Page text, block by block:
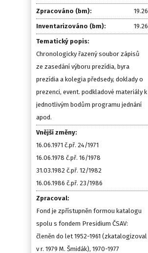
Zpracováno (bm): 19.26
Inventarizováno (bm): 19.26
Tematický popis:
Chronologicky řazený soubor zápisů
ze zasedání výboru prezídia, byra
prezídia a kolegia předsedy, doklady o
prezenci, event. podkladové materiály k
jednotlivým bodům programu jednání
apod.
Vnější změny:
16.06.1971 č.př. 24/1971
16.06.1978 č.př. 16/1978
31.03.1982 č.př. 12/1982
16.06.1986 č.př. 23/1986
Zpracoval:
Fond je zpřístupněn formou katalogu
spolu s fondem Presidium ČSAV:
členěn do let 1952-1961 (zkatalogizoval
v r. 1979 M. Šmidák), 1970-1977